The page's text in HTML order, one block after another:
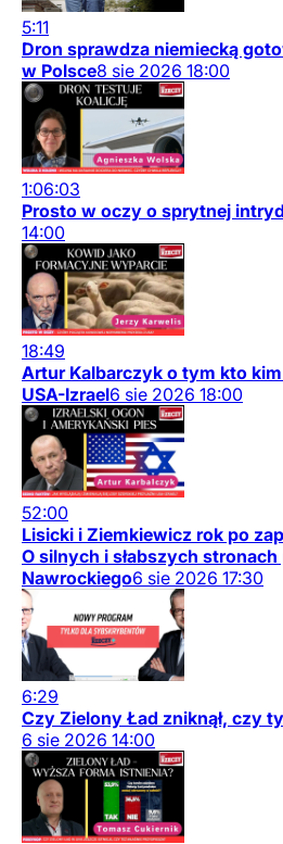
5:11
Dron sprawdza niemiecką
w Polsce8 sie 2026 18:00
1:06:03
Prosto w oczy o sprytnej
14:00
18:49
Artur Kalbarczyk o tym kto
USA-Izrael6 sie 2026 18:00
52:00
Lisicki i Ziemkiewicz rok po
O silnych i słabszych
Nawrockiego6 sie 2026 17:30
6:29
Czy Zielony Ład zniknął, czy
6 sie 2026 14:00